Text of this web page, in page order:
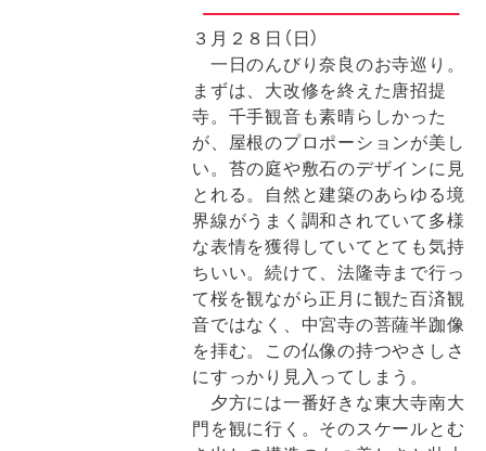
３月２８日（日）
一日のんびり奈良のお寺巡り。
まずは、大改修を終えた唐招提
寺。千手観音も素晴らしかった
が、屋根のプロポーションが美し
い。苔の庭や敷石のデザインに見
とれる。自然と建築のあらゆる境
界線がうまく調和されていて多様
な表情を獲得していてとても気持
ちいい。続けて、法隆寺まで行っ
て桜を観ながら正月に観た百済観
音ではなく、中宮寺の菩薩半跏像
を拝む。この仏像の持つやさしさ
にすっかり見入ってしまう。
夕方には一番好きな東大寺南大
門を観に行く。そのスケールとむ